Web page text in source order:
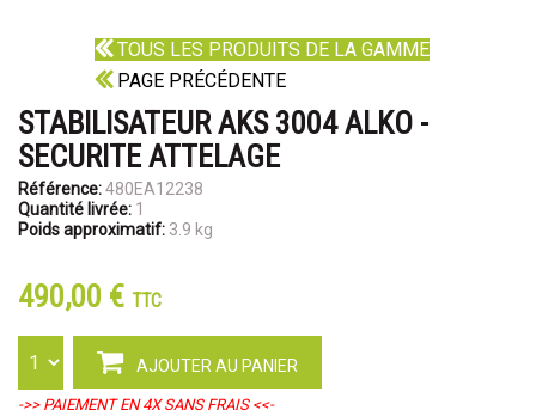
TOUS LES PRODUITS DE LA GAMME
PAGE PRÉCÉDENTE
STABILISATEUR AKS 3004 ALKO -
SECURITE ATTELAGE
Référence:480EA12238
Quantité livrée: 1
Poids approximatif: 3.9 kg
490,00 € TTC
AJOUTER AU PANIER
->> PAIEMENT EN 4X SANS FRAIS <<-